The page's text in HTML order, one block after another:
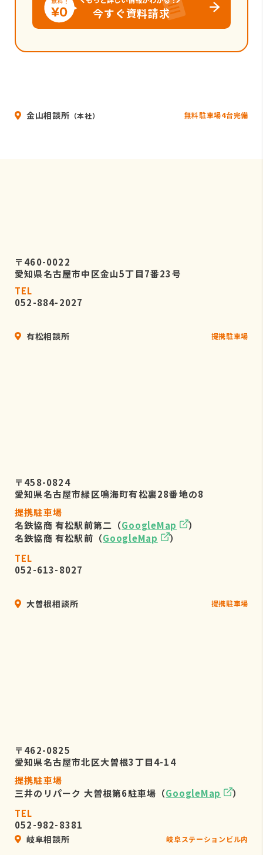
今すぐ資料請求
金山相談所 （本社） 無料駐車場4台完備
〒460-0022
愛知県名古屋市中区金山5丁目7番23号
TEL
052-884-2027
有松相談所 提携駐車場
〒458-0824
愛知県名古屋市緑区鳴海町有松裏28番地の8
提携駐車場
名鉄協商 有松駅前第二（GoogleMap
）
名鉄協商 有松駅前（GoogleMap
）
TEL
052-613-8027
大曽根相談所 提携駐車場
〒462-0825
愛知県名古屋市北区大曽根3丁目4-14
提携駐車場
三井のリパーク 大曽根第6駐車場（GoogleMap
）
TEL
052-982-8381
岐阜相談所 岐阜ステーションビル内